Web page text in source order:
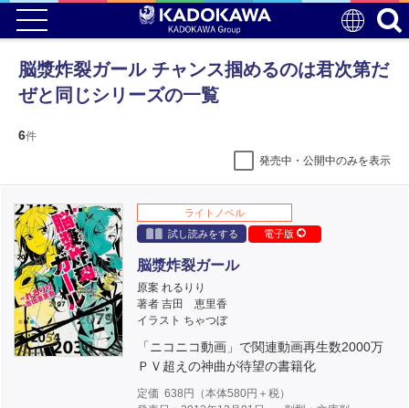
脳漿炸裂ガール チャンス掴めるのは君次第だ
ぜと同じシリーズの一覧
6件
発売中・公開中のみを表示
ライトノベル
試し読みをする
電子版
脳漿炸裂ガール
原案 れるりり
著者 吉田 恵里香
イラスト ちゃつぼ
「ニコニコ動画」で関連動画再生数2000万
ＰＶ超えの神曲が待望の書籍化
定価 638 円（本体580円＋税）